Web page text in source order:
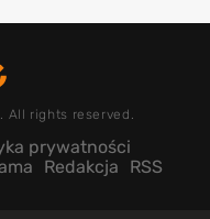
All rights reserved.
prywatności
Redakcja RSS